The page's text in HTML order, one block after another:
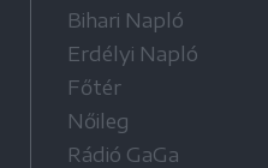
Bihari Napló
Erdélyi Napló
Főtér
Nőileg
Rádió GaGa